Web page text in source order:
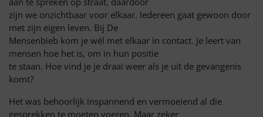
zijn we onzichtbaar voor elkaar. Iedereen gaat gewoon door
met zijn eigen leven. Bij De
Mensenbieb kom je wél met elkaar in contact. Je leert van
mensen hoe het is, om in hun positie
te staan. Hoe vind je je draai weer als je uit de gevangenis
komt?
Het was behoorlijk inspannend en vermoeiend al die
gesprekken te moeten voeren. Maar zeker